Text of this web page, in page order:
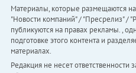
Материалы, которые размещаются
"Новости компаний" / "Пресрелиз" /
публикуются на правах рекламы. ,
подготовке этого контента и
материалах.
Редакция не несет